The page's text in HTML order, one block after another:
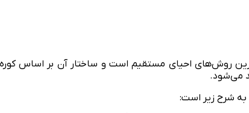
روش‌های احیای مستقیم است و ساختار آن بر اساس
می‌شود.
شرح زیر است: